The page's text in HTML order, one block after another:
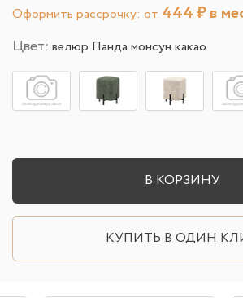
Оформить рассрочку: от 444₽ в
Цвет: велюр Панда монсун какао
В КОРЗИНУ
КУПИТЬ В ОДИН